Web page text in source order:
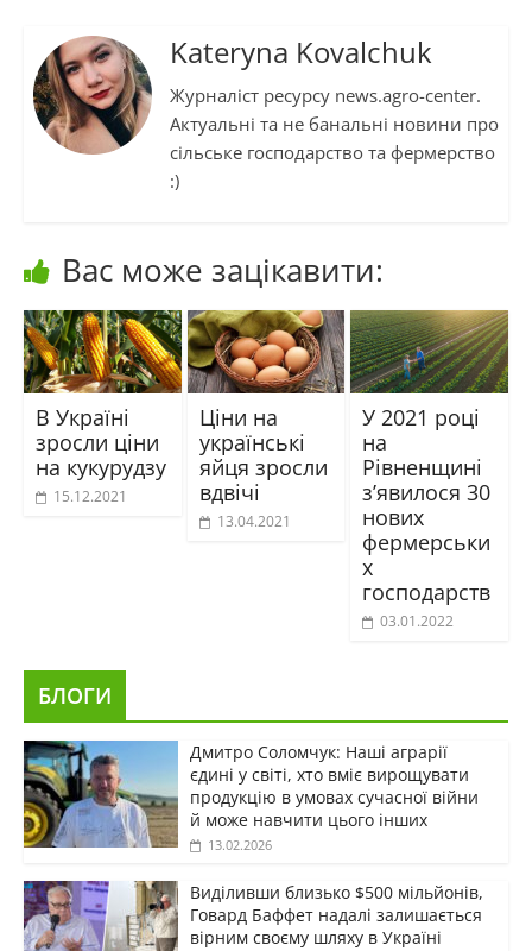
Kateryna Kovalchuk
Журналіст ресурсу news.agro-center.
Актуальні та не банальні новини про
сільське господарство та фермерство
:)
Вас може зацікавити:
В Україні
зросли ціни
на кукурудзу
15.12.2021
Ціни на
українські
яйця зросли
вдвічі
13.04.2021
У 2021 році
на
Рівненщині
з’явилося 30
нових
фермерськи
х
господарств
03.01.2022
БЛОГИ
Дмитро Соломчук: Наші аграрії
єдині у світі, хто вміє вирощувати
продукцію в умовах сучасної війни
й може навчити цього інших
13.02.2026
Виділивши близько $500 мільйонів,
Говард Баффет надалі залишається
вірним своєму шляху в Україні